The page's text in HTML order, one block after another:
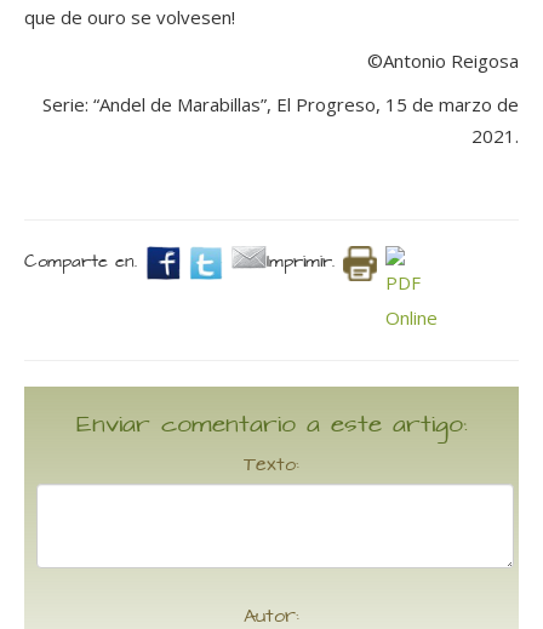
que de ouro se volvesen!
©Antonio Reigosa
Serie: “Andel de Marabillas”, El Progreso, 15 de marzo de
2021.
Comparte en. Imprimir.
Enviar comentario a este artigo:
Texto:
Autor: